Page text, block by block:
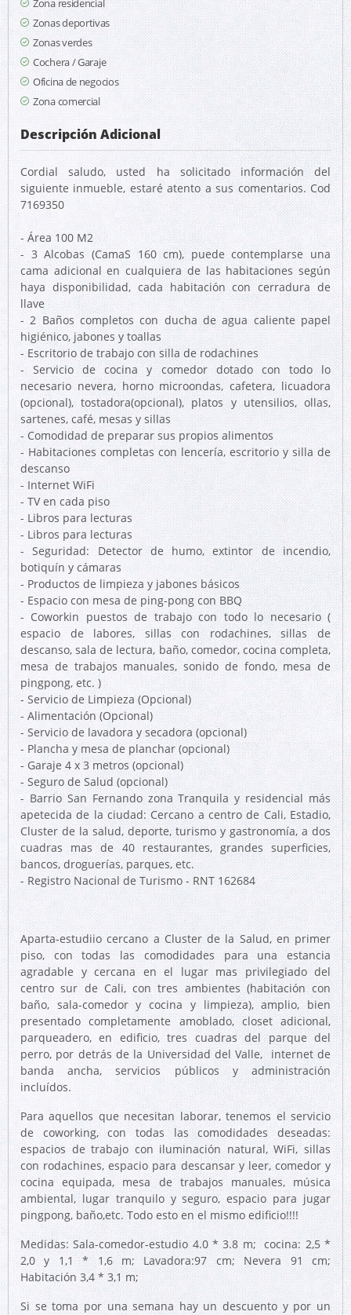
Zona residencial
Zonas deportivas
Zonas verdes
Cochera / Garaje
Oficina de negocios
Zona comercial
Descripción Adicional
Cordial saludo, usted ha solicitado información del
siguiente inmueble, estaré atento a sus comentarios. Cod
7169350
- Área 100 M2
- 3 Alcobas (CamaS 160 cm), puede contemplarse una
cama adicional en cualquiera de las habitaciones según
haya disponibilidad, cada habitación con cerradura de
llave
- 2 Baños completos con ducha de agua caliente papel
higiénico, jabones y toallas
- Escritorio de trabajo con silla de rodachines
- Servicio de cocina y comedor dotado con todo lo
necesario nevera, horno microondas, cafetera, licuadora
(opcional), tostadora(opcional), platos y utensilios, ollas,
sartenes, café, mesas y sillas
- Comodidad de preparar sus propios alimentos
- Habitaciones completas con lencería, escritorio y silla de
descanso
- Internet WiFi
- TV en cada piso
- Libros para lecturas
- Libros para lecturas
- Seguridad: Detector de humo, extintor de incendio,
botiquín y cámaras
- Productos de limpieza y jabones básicos
- Espacio con mesa de ping-pong con BBQ
- Coworkin puestos de trabajo con todo lo necesario (
espacio de labores, sillas con rodachines, sillas de
descanso, sala de lectura, baño, comedor, cocina completa,
mesa de trabajos manuales, sonido de fondo, mesa de
pingpong, etc. )
- Servicio de Limpieza (Opcional)
- Alimentación (Opcional)
- Servicio de lavadora y secadora (opcional)
- Plancha y mesa de planchar (opcional)
- Garaje 4 x 3 metros (opcional)
- Seguro de Salud (opcional)
- Barrio San Fernando zona Tranquila y residencial más
apetecida de la ciudad: Cercano a centro de Cali, Estadio,
Cluster de la salud, deporte, turismo y gastronomía, a dos
cuadras mas de 40 restaurantes, grandes superficies,
bancos, droguerías, parques, etc.
- Registro Nacional de Turismo - RNT 162684
Aparta-estudiio cercano a Cluster de la Salud, en primer
piso, con todas las comodidades para una estancia
agradable y cercana en el lugar mas privilegiado del
centro sur de Cali, con tres ambientes (habitación con
baño, sala-comedor y cocina y limpieza), amplio, bien
presentado completamente amoblado, closet adicional,
parqueadero, en edificio, tres cuadras del parque del
perro, por detrás de la Universidad del Valle, internet de
banda ancha, servicios públicos y administración
incluídos.
Para aquellos que necesitan laborar, tenemos el servicio
de coworking, con todas las comodidades deseadas:
espacios de trabajo con iluminación natural, WiFi, sillas
con rodachines, espacio para descansar y leer, comedor y
cocina equipada, mesa de trabajos manuales, música
ambiental, lugar tranquilo y seguro, espacio para jugar
pingpong, baño,etc. Todo esto en el mismo edificio!!!!
Medidas: Sala-comedor-estudio 4.0 * 3.8 m; cocina: 2,5 *
2,0 y 1,1 * 1,6 m; Lavadora:97 cm; Nevera 91 cm;
Habitación 3,4 * 3,1 m;
Si se toma por una semana hay un descuento y por un